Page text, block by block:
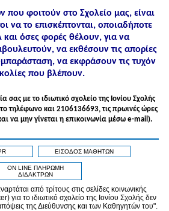
που φοιτούν στο Σχολείο μας, είναι
να το επισκέπτονται, οποιαδήποτε
όσες φορές θέλουν, για να
να εκθέσουν τις απορίες
να εκφράσουν τις τυχόν
που βλέπουν.
σας με το ιδιωτικό σχολείο της Ιονίου Σχολής
τηλέφωνo και 2106136693, τις πρωινές ώρες
να μην γίνεται η επικοινωνία μέσω e-mail).
ΕΙΣΟΔΟΣ ΜΑΘΗΤΩΝ
ON LINE ΠΛΗΡΩΜΗ
ΔΙΔΑΚΤΡΩΝ
από τρίτους στις σελίδες κοινωνικής
για το ιδιωτικό σχολείο της Ιονίου Σχολής δεν
της Διεύθυνσης και των Καθηγητών του".